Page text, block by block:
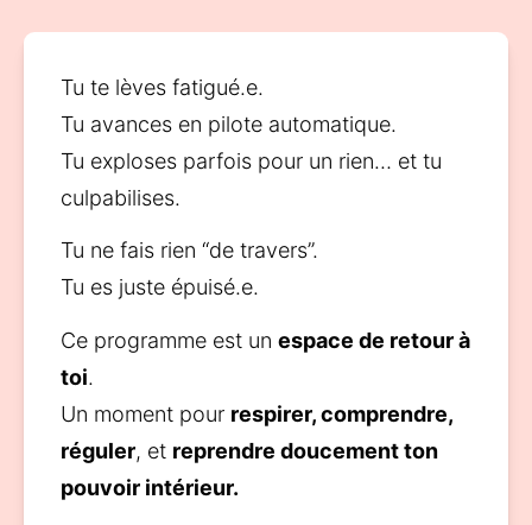
Tu te lèves fatigué.e.
Tu avances en pilote automatique.
Tu exploses parfois pour un rien… et tu
culpabilises.
Tu ne fais rien “de travers”.
Tu es juste épuisé.e.
Ce programme est un espace de retour à
toi.
Un moment pour respirer, comprendre,
réguler, et reprendre doucement ton
pouvoir intérieur.